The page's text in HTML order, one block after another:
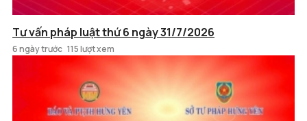
Tư vấn pháp luật thứ 6 ngày 31/7/2026
6 ngày trước 115 lượt xem